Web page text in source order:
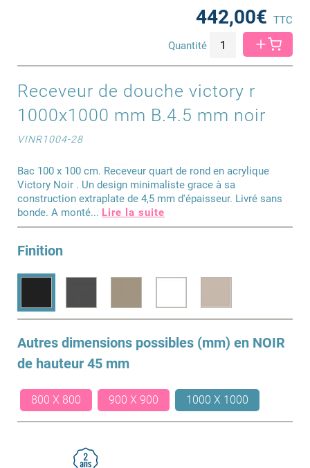
442,00€ TTC
Quantité
Receveur de douche victory r
1000x1000 mm B.4.5 mm noir
VINR1004-28
Bac 100 x 100 cm. Receveur quart de rond en acrylique
Victory Noir . Un design minimaliste grace à sa
construction extraplate de 4,5 mm d'épaisseur. Livré sans
bonde. A monté... Lire la suite
Finition
Autres dimensions possibles (mm) en NOIR
de hauteur 45 mm
800 X 800 900 X 900 1000 X 1000